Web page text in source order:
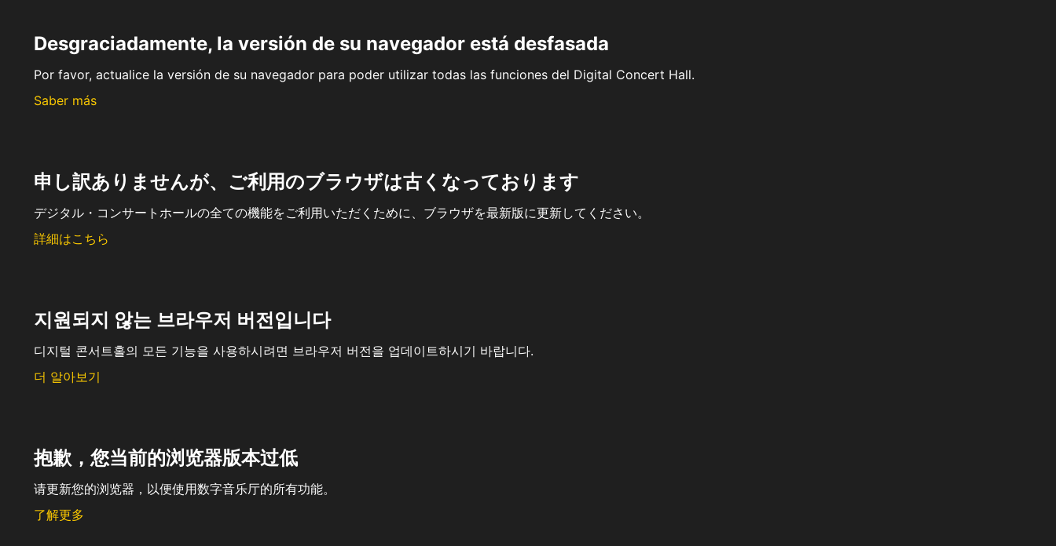
Desgraciadamente, la versión de su navegador está desfasada
Por favor, actualice la versión de su navegador para poder utilizar todas las funciones del Digital Concert Hall.
Saber más
申し訳ありませんが、ご利用のブラウザは古くなっております
デジタル・コンサートホールの全ての機能をご利用いただくために、ブラウザを最新版に更新してください。
詳細はこちら
지원되지 않는 브라우저 버전입니다
디지털 콘서트홀의 모든 기능을 사용하시려면 브라우저 버전을 업데이트하시기 바랍니다.
더 알아보기
抱歉，您当前的浏览器版本过低
请更新您的浏览器，以便使用数字音乐厅的所有功能。
了解更多